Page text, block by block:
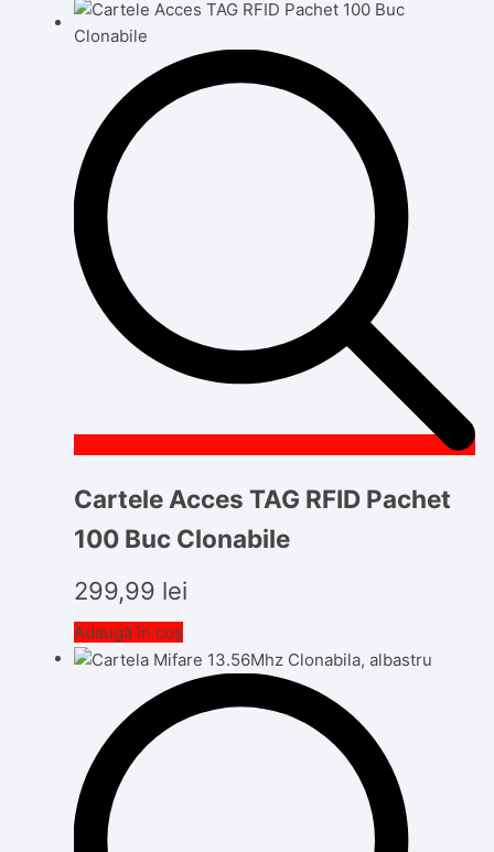
Cartele Acces TAG RFID Pachet
100 Buc Clonabile
299,99 lei
Adaugă în coș